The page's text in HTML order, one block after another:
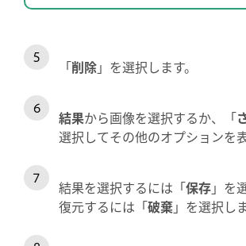
「削除」を選択します。
結果から画像を選択するか、「
選択してその他のオプションを
結果を選択するには「保存」を
復元するには「破棄」を選択し